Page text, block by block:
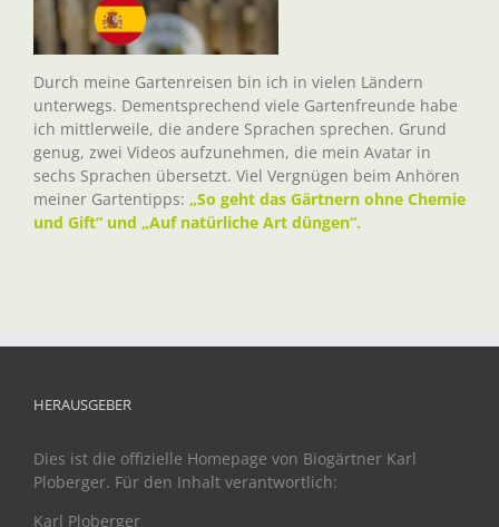
Durch meine Gartenreisen bin ich in vielen Ländern
unterwegs. Dementsprechend viele Gartenfreunde habe
ich mittlerweile, die andere Sprachen sprechen. Grund
genug, zwei Videos aufzunehmen, die mein Avatar in
sechs Sprachen übersetzt. Viel Vergnügen beim Anhören
meiner Gartentipps: „So geht das Gärtnern ohne Chemie
und Gift“ und „Auf natürliche Art düngen“.
HERAUSGEBER
Dies ist die offizielle Homepage von Biogärtner Karl
Ploberger. Für den Inhalt verantwortlich:
Karl Ploberger